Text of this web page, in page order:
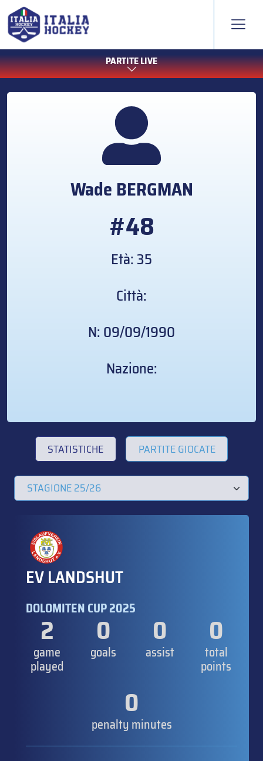
PARTITE LIVE
Wade BERGMAN
#48
Età: 35
Città:
N: 09/09/1990
Nazione:
STATISTICHE PARTITE GIOCATE
EV LANDSHUT
DOLOMITEN CUP 2025
2
game
played
0
goals
0
assist
0
total
points
0
penalty minutes